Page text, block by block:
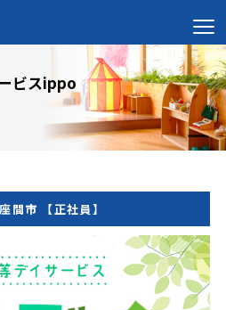
ビスippo
間市 【正社員】